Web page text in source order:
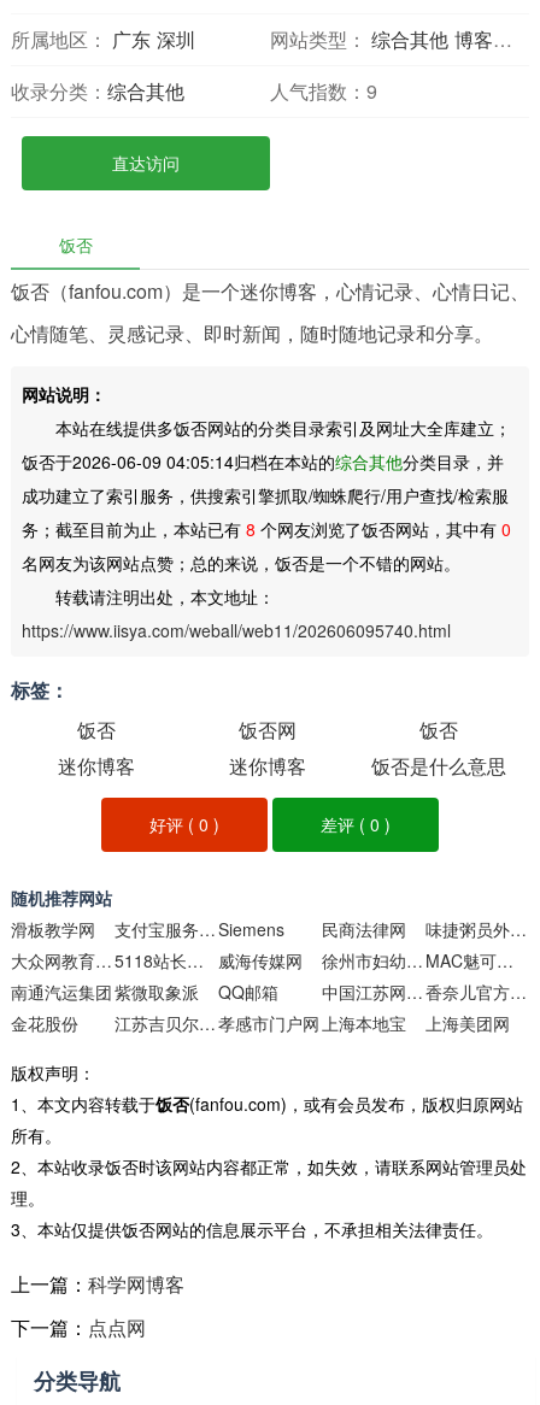
所属地区： 广东 深圳 网站类型： 综合其他 博客网站
收录分类： 综合其他 人气指数： 9
直达访问
饭否
饭否（fanfou.com）是一个迷你博客，心情记录、心情日记、
心情随笔、灵感记录、即时新闻，随时随地记录和分享。
网站说明：
本站在线提供多饭否网站的分类目录索引及网址大全库建立；
饭否于2026-06-09 04:05:14归档在本站的综合其他分类目录，并
成功建立了索引服务，供搜索引擎抓取/蜘蛛爬行/用户查找/检索服
务；截至目前为止，本站已有 8 个网友浏览了饭否网站，其中有 0
名网友为该网站点赞；总的来说，饭否是一个不错的网站。
转载请注明出处，本文地址：
https://www.iisya.com/weball/web11/202606095740.html
标签：
饭否
饭否网
饭否
迷你博客
迷你博客 饭否是什么意思
好评 (0 ) 差评 ( 0 )
随机推荐网站
滑板教学网
支付宝服务大厅Siemens 民商法律网
味捷粥员外粥店加盟粥铺加盟哪家好粥员外加盟官网
大众网教育频道
5118站长大数据 威海传媒网 徐州市妇幼保健院
MAC魅可官方网站
南通汽运集团紫微取象派 QQ邮箱 中国江苏网教育频道
香奈儿官方网站
金花股份
江苏吉贝尔药业孝感市门户网上海本地宝 上海美团网
版权声明：
1、本文内容转载于饭否(fanfou.com)，或有会员发布，版权归原网站
所有。
2、本站收录饭否时该网站内容都正常，如失效，请联系网站管理员处
理。
3、本站仅提供饭否网站的信息展示平台，不承担相关法律责任。
上一篇： 科学网博客
下一篇： 点点网
分类导航